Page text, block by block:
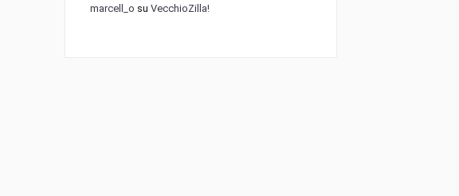
marcell_o su VecchioZilla!